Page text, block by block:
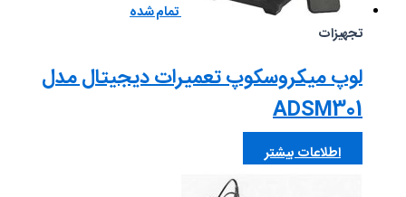
تمام شده
تجهیزات
لوپ میکروسکوپ تعمیرات دیجیتال مدل
ADSM301
اطلاعات بیشتر